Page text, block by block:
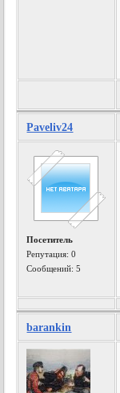
Paveliv24
Посетитель
Репутация:0
Сообщений: 5
barankin